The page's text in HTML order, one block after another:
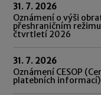
31. 7. 2026
Oznámení o výši
přeshraničním
čtvrtletí 2026
31. 7. 2026
Oznámení CESOP
platebních